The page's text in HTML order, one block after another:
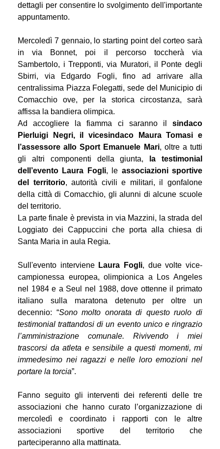
dettagli per consentire lo svolgimento del l'importante
appuntamento.
Mercoledì 7 gennaio, lo starting point del corteo sarà
in via Bonnet, poi il percorso toccherà via
Sambertolo, i Trepponti, via Muratori, il Ponte degli
Sbirri, via Edgardo Fogli, fino ad arrivare alla
centralissima Piazza Folegatti, sede del Municipio di
Comacchio ove, per la storica circostanza, sarà
affissa la bandiera olimpica.
Ad accogliere la fiamma ci saranno il sindaco
Pierluigi Negri, il vicesindaco Maura Tomasi e
l’assessore allo Sport Emanuele Mari, oltre a tutti
gli altri componenti della giunta,
la testimonial
dell’evento Laura Fogli, le associazioni sportive
del territorio, autorità civili e militari, il gonfalone
della città di Comacchio, gli alunni di alcune scuole
del territorio.
La parte finale è prevista in via Mazzini, la strada del
Loggiato dei Cappuccini che porta alla chiesa di
Santa Maria in aula Regia.
Sull'evento interviene Laura Fogli, due volte vice-
campionessa europea, olimpionica a Los Angeles
nel 1984 e a Seul nel 1988, dove ottenne il primato
italiano sulla maratona detenuto per oltre un
decennio: “Sono molto onorata di questo ruolo di
testimonial trattandosi di un evento unico e ringrazio
l’amministrazione comunale. Rivivendo i miei
trascorsi da atleta e sensibile a questi momenti, mi
immedesimo nei ragazzi e nelle loro emozioni nel
portare la torcia”.
Fanno seguito gli interventi dei referenti delle tre
associazioni che hanno curato l’organizzazione di
mercoledì e coordinato i rapporti con le altre
associazioni sportive del territorio che
parteciperanno alla mattinata.